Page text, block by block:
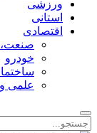
ورزشی
استانی
اقتصادی
صنعت،
خودرو
علمی